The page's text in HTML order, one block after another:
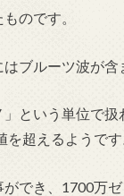
のです。
ブルーツ波が含
という単位で扱
超えるようです
でき、1700万